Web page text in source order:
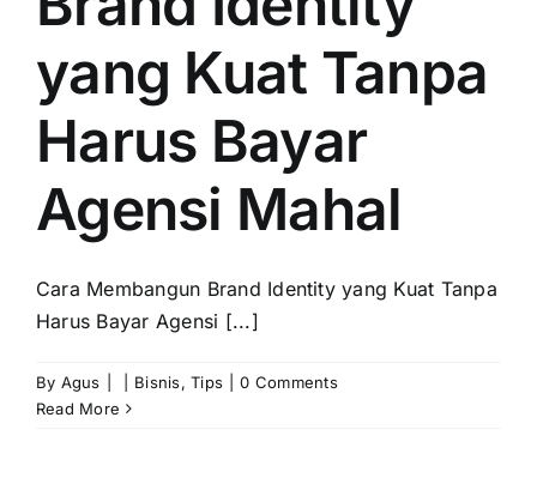
yang Kuat Tanpa
Harus Bayar
Agensi Mahal
Cara Membangun Brand Identity yang Kuat Tanpa
Harus Bayar Agensi [...]
By Agus Bisnis,Tips
0 Comments
Read More